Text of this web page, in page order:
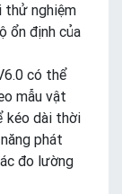
thử nghiệm
ổn định của
có thể
mẫu vật
kéo dài thời
phát
đo lường